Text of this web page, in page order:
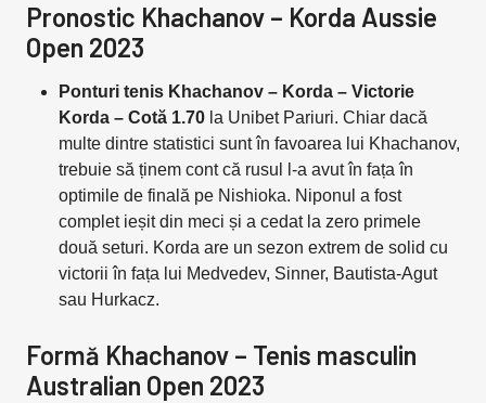
Pronostic Khachanov – Korda Aussie
Open 2023
Ponturi tenis Khachanov – Korda – Victorie
Korda – Cotă 1.70 la Unibet Pariuri. Chiar dacă
multe dintre statistici sunt în favoarea lui Khachanov,
trebuie să ținem cont că rusul l-a avut în fața în
optimile de finală pe Nishioka. Niponul a fost
complet ieșit din meci și a cedat la zero primele
două seturi. Korda are un sezon extrem de solid cu
victorii în fața lui Medvedev, Sinner, Bautista-Agut
sau Hurkacz.
Formă Khachanov – Tenis masculin
Australian Open 2023